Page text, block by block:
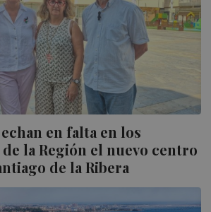
en falta en los
la Región el nuevo centro
de la Ribera